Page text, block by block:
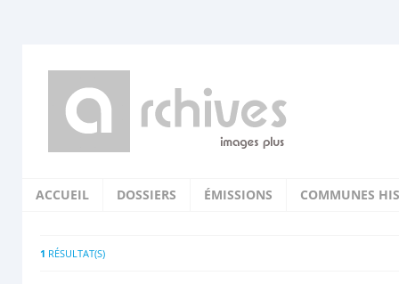
ACCUEIL DOSSIERS ÉMISSIONS COMMUNES
1 RÉSULTAT(S)